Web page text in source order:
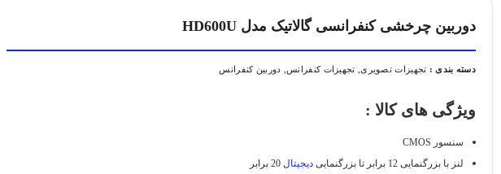
دوربین چرخشی کنفرانسی گالاتیک مدل HD600U
دسته بندی : تجهیزات تصویری, تجهیزات کنفرانس دوربین کنفرانس
ویژگی های کالا :
سنسور CMOS
لنز با بزرگنمایی 12 برابر تا بزرگنمایی
دیجیتال